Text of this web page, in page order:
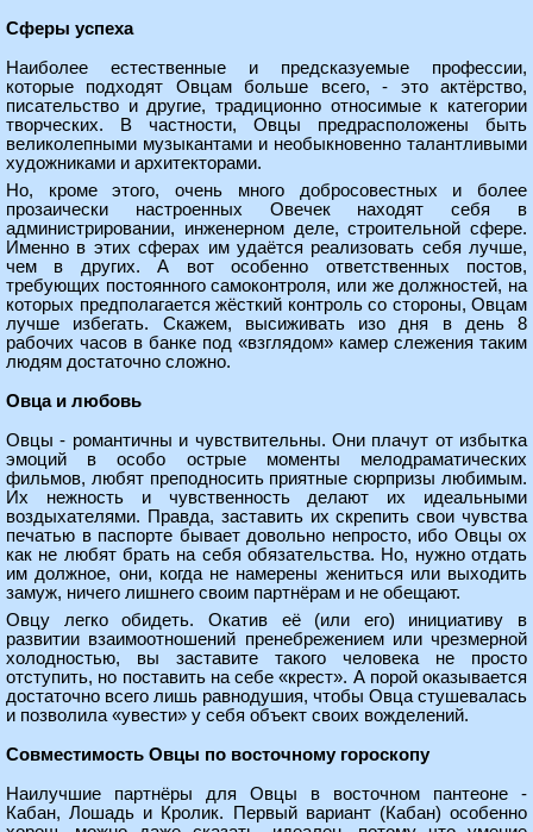
Сферы успеха
Наиболее естественные и предсказуемые профессии,
которые подходят Овцам больше всего, - это актёрство,
писательство и другие, традиционно относимые к категории
творческих. В частности, Овцы предрасположены быть
великолепными музыкантами и необыкновенно талантливыми
художниками и архитекторами.
Но, кроме этого, очень много добросовестных и более
прозаически настроенных Овечек находят себя в
администрировании, инженерном деле, строительной сфере.
Именно в этих сферах им удаётся реализовать себя лучше,
чем в других. А вот особенно ответственных постов,
требующих постоянного самоконтроля, или же должностей, на
которых предполагается жёсткий контроль со стороны, Овцам
лучше избегать. Скажем, высиживать изо дня в день 8
рабочих часов в банке под «взглядом» камер слежения таким
людям достаточно сложно.
Овца и любовь
Овцы - романтичны и чувствительны. Они плачут от избытка
эмоций в особо острые моменты мелодраматических
фильмов, любят преподносить приятные сюрпризы любимым.
Их нежность и чувственность делают их идеальными
воздыхателями. Правда, заставить их скрепить свои чувства
печатью в паспорте бывает довольно непросто, ибо Овцы ох
как не любят брать на себя обязательства. Но, нужно отдать
им должное, они, когда не намерены жениться или выходить
замуж, ничего лишнего своим партнёрам и не обещают.
Овцу легко обидеть. Окатив её (или его) инициативу в
развитии взаимоотношений пренебрежением или чрезмерной
холодностью, вы заставите такого человека не просто
отступить, но поставить на себе «крест». А порой оказывается
достаточно всего лишь равнодушия, чтобы Овца стушевалась
и позволила «увести» у себя объект своих вожделений.
Совместимость Овцы по восточному гороскопу
Наилучшие партнёры для Овцы в восточном пантеоне -
Кабан, Лошадь и Кролик. Первый вариант (Кабан) особенно